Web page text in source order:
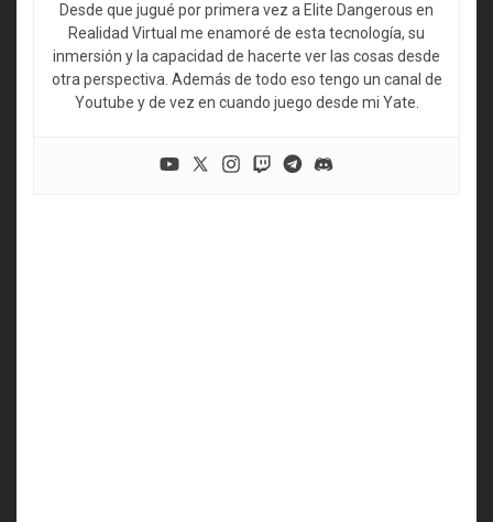
Desde que jugué por primera vez a Elite Dangerous en
Realidad Virtual me enamoré de esta tecnología, su
inmersión y la capacidad de hacerte ver las cosas desde
otra perspectiva. Además de todo eso tengo un canal de
Youtube y de vez en cuando juego desde mi Yate.